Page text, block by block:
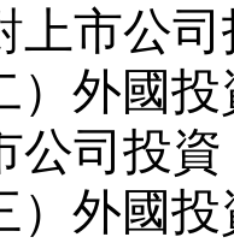
上市公
）外國
公司投資
）外國